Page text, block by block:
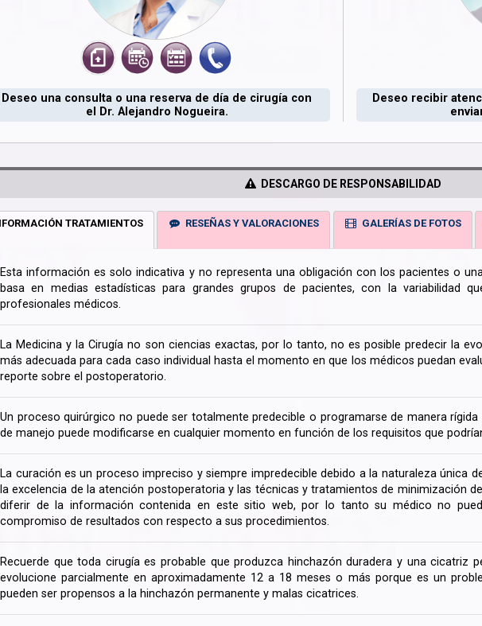
Deseo una consulta o una reserva de día de cirugía con
el Dr. Alejandro Nogueira.
Deseo recibir
DESCARGO DE RESPONSABILIDAD
TRATAMIENTOS RESEÑAS Y VALORACIONES GALERÍAS DE FOTOS
Esta información es solo indicativa y no representa una obligación con los pacientes o
basa en medias estadísticas para grandes grupos de pacientes, con la variabilidad
profesionales médicos.
La Medicina y la Cirugía no son ciencias exactas, por lo tanto, no es posible predecir la
más adecuada para cada caso individual hasta el momento en que los médicos puedan
reporte sobre el postoperatorio.
Un proceso quirúrgico no puede ser totalmente predecible o programarse de manera
de manejo puede modificarse en cualquier momento en función de los requisitos que
La curación es un proceso impreciso y siempre impredecible debido a la naturaleza única
la excelencia de la atención postoperatoria y las técnicas y tratamientos de minimización
diferir de la información contenida en este sitio web, por lo tanto su médico no
compromiso de resultados con respecto a sus procedimientos.
Recuerde que toda cirugía es probable que produzca hinchazón duradera y una cicatriz
evolucione parcialmente en aproximadamente 12 a 18 meses o más porque es un
pueden ser propensos a la hinchazón permanente y malas cicatrices.